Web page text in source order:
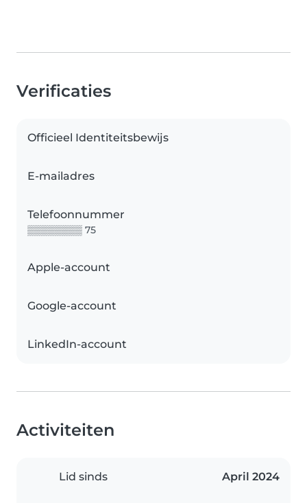
Verificaties
Officieel Identiteitsbewijs
E-mailadres
Telefoonnummer
▒▒▒▒▒▒▒▒ 75
Apple-account
Google-account
LinkedIn-account
Activiteiten
Lid sinds April 2024